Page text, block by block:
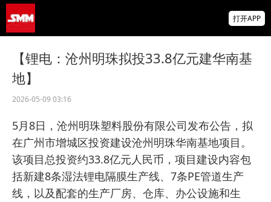
FA10012607270000092608钼铁1招标公告
打开APP
【锂电：沧州明珠拟投33.8亿元建华南基
地】
2026-05-09 03:16
5月8日，沧州明珠塑料股份有限公司发布公告，拟
在广州市增城区投资建设沧州明珠华南基地项目。
该项目总投资约33.8亿元人民币，项目建设内容包
括新建8条湿法锂电隔膜生产线、7条PE管道生产
线，以及配套的生产厂房、仓库、办公设施和生